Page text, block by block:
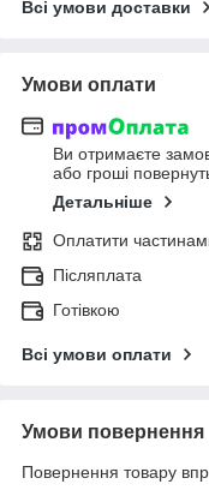
Всі умови доставки
Умови оплати
Ви отримаєте
або гроші
Детальніше
Оплатити
Післяплата
Готівкою
Всі умови оплати
Умови повернення
Повернення товару